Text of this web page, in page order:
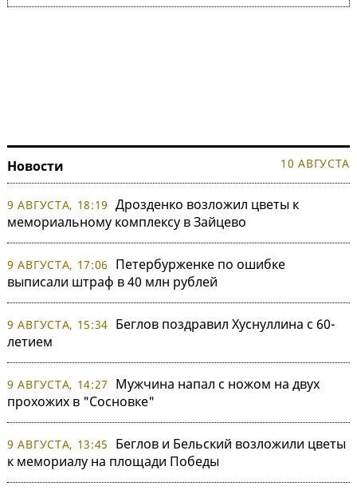
Новости 10 АВГУСТА
9 АВГУСТА, 18:19 Дрозденко возложил цветы к
мемориальному комплексу в Зайцево
9 АВГУСТА, 17:06
Петербурженке по ошибке
выписали штраф в 40 млн рублей
9 АВГУСТА, 15:34 Беглов поздравил Хуснуллина с 60-
летием
9 АВГУСТА, 14:27
Мужчина напал с ножом на двух
прохожих в "Сосновке"
9 АВГУСТА, 13:45
Беглов и Бельский возложили цветы
к мемориалу на площади Победы